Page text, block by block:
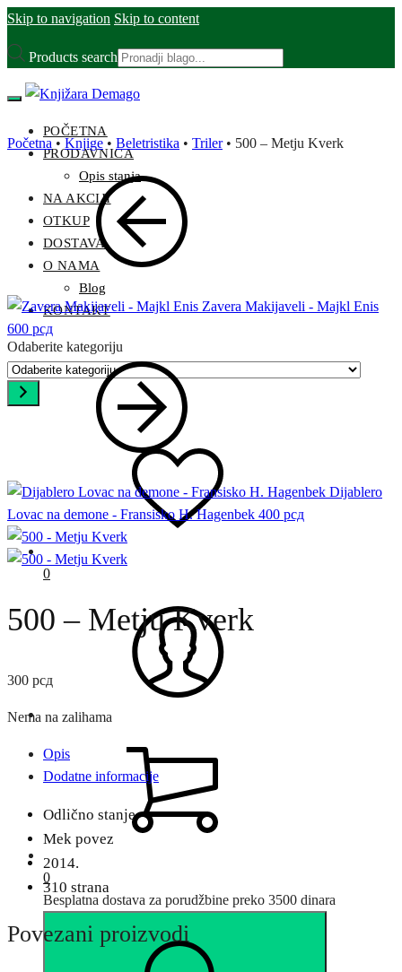
Skip to navigation Skip to content
Products search
POČETNA
PRODAVNICA
Opis stanja
NA AKCIJI
OTKUP
DOSTAVA
O NAMA
Blog
KONTAKT
Odaberite kategoriju
0
0
Besplatna dostava za porudžbine preko 3500 dinara
Početna • Knjige • Beletristika • Triler• 500 – Metju Kverk
Zavera Makijaveli - Majkl Enis
600 рсд
Dijablero
Lovac na demone - Fransisko H. Hagenbek 400 рсд
500 – Metju Kverk
300 рсд
Nema na zalihama
Opis
Dodatne informacije
Odlično stanje
Mek povez
2014.
310 strana
Povezani proizvodi